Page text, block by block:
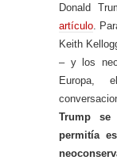
Donald
artículo .
Keith
– y los
Europa,
Trump
permitía